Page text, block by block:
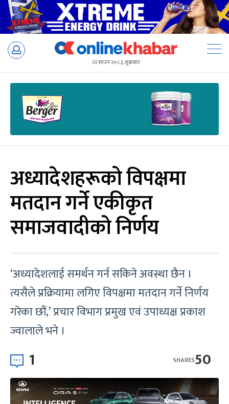
Skip
२२ साउन २०८३, शुक्रबार
अध्यादेशहरूको विपक्षमा
मतदान गर्ने एकीकृत
समाजवादीको निर्णय
‘अध्यादेशलाई समर्थन गर्न सकिने अवस्था छैन ।
त्यसैले प्रक्रियामा लगिए विपक्षमा मतदान गर्ने निर्णय
गरेका छौं,’ प्रचार विभाग प्रमुख एवं उपाध्यक्ष प्रकाश
ज्वालाले भने ।
1 50
SHARES